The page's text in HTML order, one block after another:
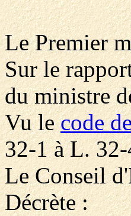
Le Premier
Sur le
du ministre
Vu lecode
32-1 à L.
Le Conseil
Décrète :